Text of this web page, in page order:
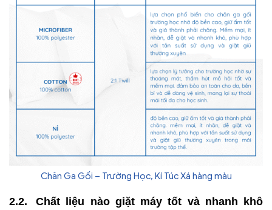
Chăn Ga Gối – Trường Học, Kí Túc Xá hàng màu
Chất liệu nào giặt máy tốt và nhanh khô